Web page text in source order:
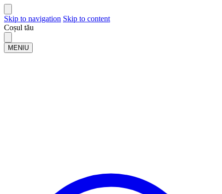
Skip to navigation Skip to content
Coșul tău
MENIU